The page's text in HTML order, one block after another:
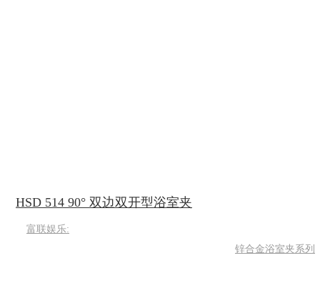
HSD 514 90° 双边双开型浴室夹
富联娱乐:
锌合金浴室夹系列